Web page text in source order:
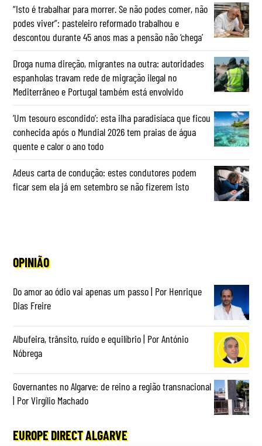
“Isto é trabalhar para morrer. Se não podes comer, não
podes viver”: pasteleiro reformado trabalhou e
descontou durante 45 anos mas a pensão não ‘chega’
Droga numa direção, migrantes na outra: autoridades
espanholas travam rede de migração ilegal no
Mediterrâneo e Portugal também está envolvido
‘Um tesouro escondido’: esta ilha paradisíaca que ficou
conhecida após o Mundial 2026 tem praias de água
quente e calor o ano todo
Adeus carta de condução: estes condutores podem
ficar sem ela já em setembro se não fizerem isto
OPINIÃO
Do amor ao ódio vai apenas um passo | Por Henrique
Dias Freire
Albufeira, trânsito, ruído e equilíbrio | Por António
Nóbrega
Governantes no Algarve: de reino a região transnacional
| Por Virgílio Machado
EUROPE DIRECT ALGARVE